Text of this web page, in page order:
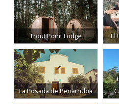
Trout Point Lodge El
La Posada de Peñarrubia